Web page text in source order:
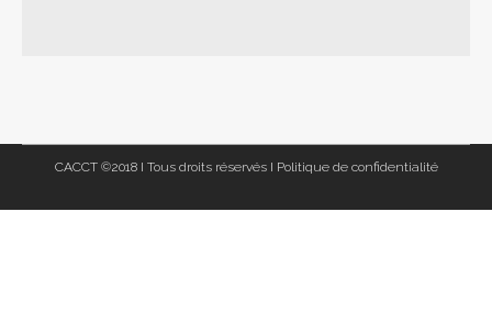
CACCT ©2018 I Tous droits réservés I Politique de confidentialité